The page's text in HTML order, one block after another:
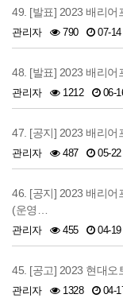
49. [발표] 2023 배리어
관리자 790 07-14
48. [발표] 2023 배리어
관리자 1212 06-
47. [공지] 2023 배리어
관리자 487 05-22
46. [공지] 2023 배리어
(운영…
관리자 455 04-19
45. [공고] 2023 현대오
관리자 1328 04-